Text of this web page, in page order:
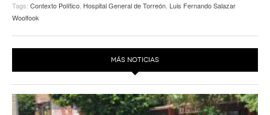
Tags: Contexto Político, Hospital General de Torreón, Luis Fernando Salazar
Woolfook
MÁS NOTICIAS